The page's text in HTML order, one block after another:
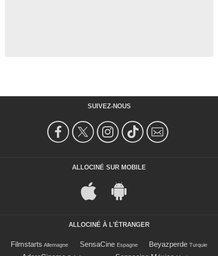
SUIVEZ-NOUS
ALLOCINÉ SUR MOBILE
ALLOCINÉ À L'ÉTRANGER
Filmstarts Allemagne SensaCine Espagne Beyazperde Turquie